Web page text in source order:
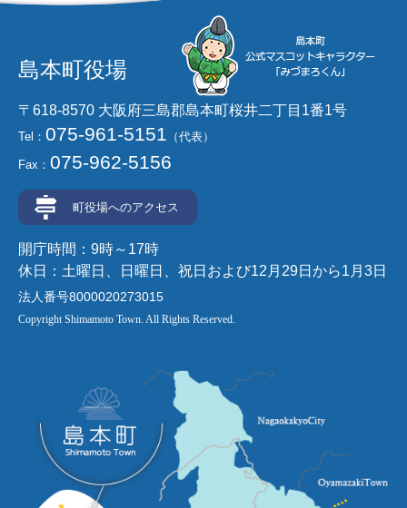
島本町役場
〒618-8570 大阪府三島郡島本町桜井二丁目1番1号
Tel： 075-961-5151 （代表）
Fax： 075-962-5156
町役場へのアクセス
開庁時間：9時～17時
休日：土曜日、日曜日、祝日および12月29日から1月3日
法人番号8000020273015
Copyright Shimamoto Town. All Rights Reserved.